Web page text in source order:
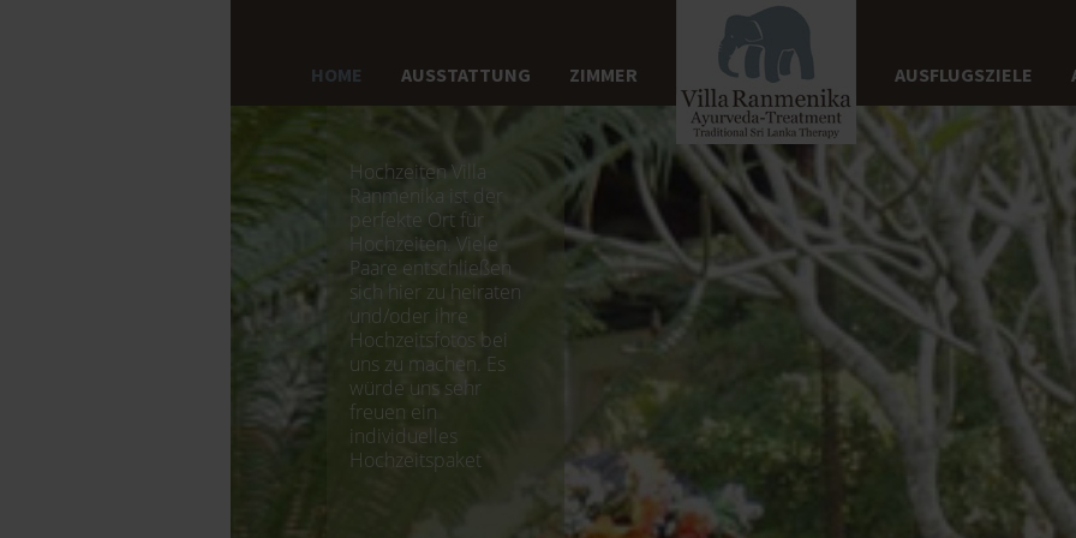
HOME AUSSTATTUNG ZIMMER AUSFLUGSZIELE
Hochzeiten Villa
Ranmenika ist der
perfekte Ort für
Hochzeiten. Viele
Paare entschließen
sich hier zu heiraten
und/oder ihre
Hochzeitsfotos bei
uns zu machen. Es
würde uns sehr
freuen ein
individuelles
Hochzeitspaket